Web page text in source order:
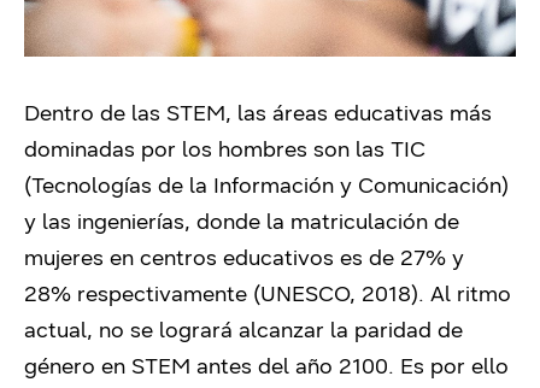
Dentro de las STEM, las áreas educativas más
dominadas por los hombres son las TIC
(Tecnologías de la Información y Comunicación)
y las ingenierías, donde la matriculación de
mujeres en centros educativos es de 27% y
28% respectivamente (UNESCO, 2018). Al ritmo
actual, no se logrará alcanzar la paridad de
género en STEM antes del año 2100. Es por ello